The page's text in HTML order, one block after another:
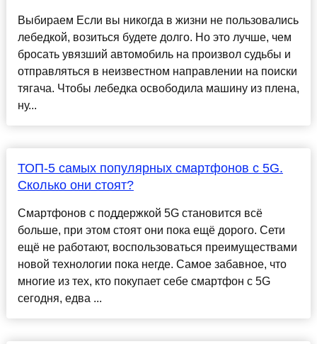
Выбираем Если вы никогда в жизни не пользовались
лебедкой, возиться будете долго. Но это лучше, чем
бросать увязший автомобиль на произвол судьбы и
отправляться в неизвестном направлении на поиски
тягача. Чтобы лебедка освободила машину из плена,
ну...
ТОП-5 самых популярных смартфонов с 5G.
Сколько они стоят?
Смартфонов с поддержкой 5G становится всё
больше, при этом стоят они пока ещё дорого. Сети
ещё не работают, воспользоваться преимуществами
новой технологии пока негде. Самое забавное, что
многие из тех, кто покупает себе смартфон с 5G
сегодня, едва ...